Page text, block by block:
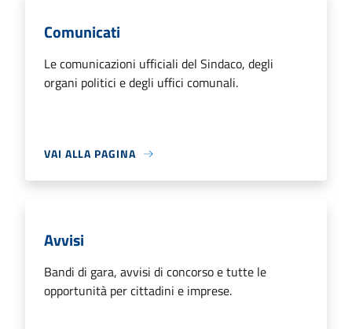
Comunicati
Le comunicazioni ufficiali del Sindaco, degli
organi politici e degli uffici comunali.
VAI ALLA PAGINA
Avvisi
Bandi di gara, avvisi di concorso e tutte le
opportunità per cittadini e imprese.